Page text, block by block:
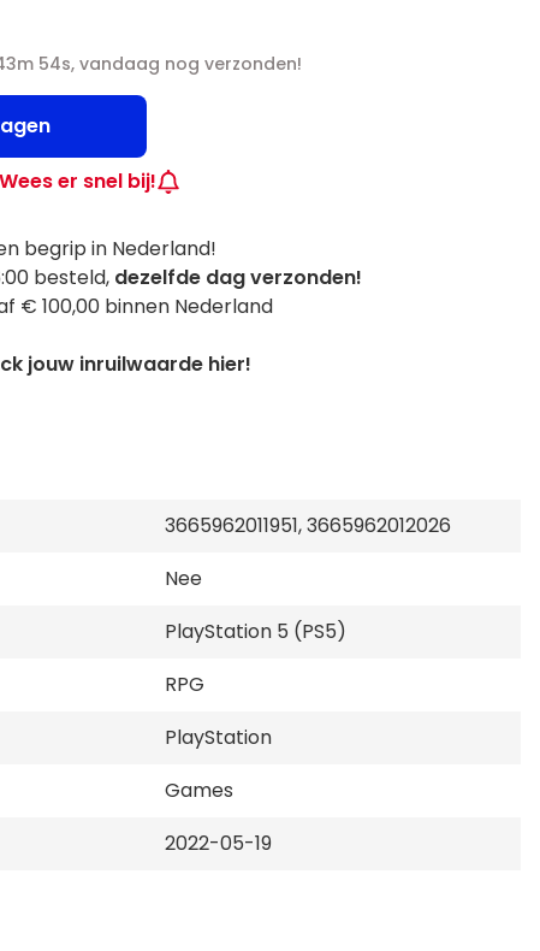
53s, vandaag nog verzonden!
Wees er snel bij!
begrip in Nederland!
besteld, dezelfde dag verzonden!
€ 100,00 binnen Nederland
jouw inruilwaarde hier!
3665962011951, 3665962012026
Nee
PlayStation 5 (PS5)
RPG
PlayStation
Games
2022-05-19